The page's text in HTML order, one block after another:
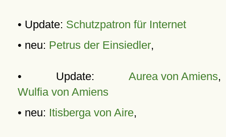
• Update: Schutzpatron für Internet
• neu: Petrus der Einsiedler,
• Update: Aurea von Amiens,
Wulfia von Amiens
• neu: Itisberga von Aire,